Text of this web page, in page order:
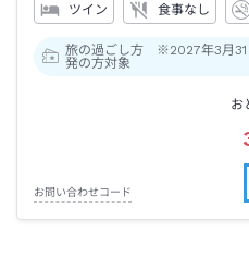
ツイン 食事なし
旅の過ごし方 ※2027年3月31
発の方対象
お
お問い合わせコード